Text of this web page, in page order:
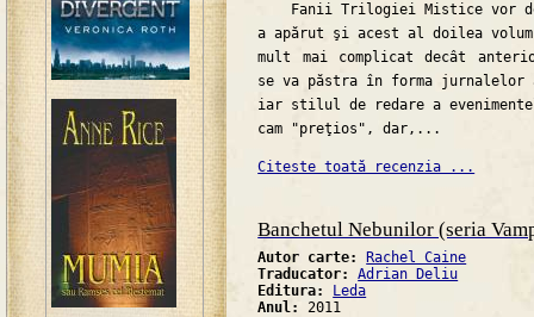
Fanii Trilogiei Mistice vor
a apărut şi acest al doilea
mult mai complicat decât
se va păstra în forma
iar stilul de redare a
cam "preţios", dar,...
Citeste toată recenzia ...
Banchetul Nebunilor (seria
Autor carte:
Rachel Caine
Traducator:Adrian Deliu
Editura:
Leda
Anul:2011